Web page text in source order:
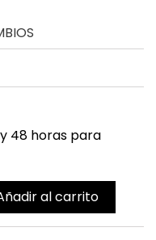
48 horas para
al carrito